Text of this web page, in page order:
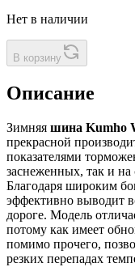
Нет в наличии
В корзину
Описание
Зимняя шина Kumho
прекрасной
показателями
заснеженных, так и
Благодаря широким
эффективно выводит
дороге. Модель
потому как имеет
помимо прочего,
резких перепадах